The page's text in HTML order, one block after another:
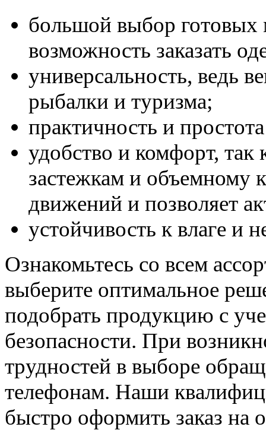
большой выбор готовых
возможность заказать
универсальность, ведь
рыбалки и туризма;
практичность и
удобство и комфорт,
застежкам и объемному
движений и позволяет
устойчивость к влаге и
Ознакомьтесь со всем
выберите оптимальное
подобрать продукцию с
безопасности. При
трудностей в выборе
телефонам. Наши
быстро оформить заказ на